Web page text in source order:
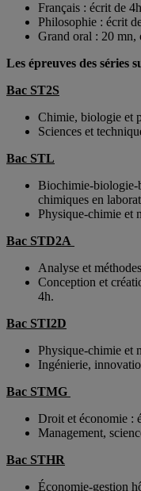
Français : écrit de
Philosophie : écrit
Grand oral : 20 mn,
Les épreuves des séries
Bac ST2S
Chimie, biologie et
Sciences et
Bac STL
Biochimie-biologie-
chimiques en
Physique-chimie et
Bac STD2A
Analyse et
Conception et
4h.
Bac STI2D
Physique-chimie et
Ingénierie,
Bac STMG
Droit et économie :
Management,
Bac STHR
Économie-gestion